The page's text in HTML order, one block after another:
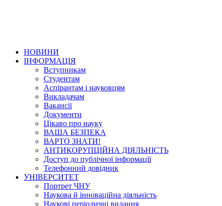
НОВИНИ
ІНФОРМАЦІЯ
Вступникам
Студентам
Аспірантам і науковцям
Викладачам
Вакансії
Документи
Цікаво про науку
ВАША БЕЗПЕКА
ВАРТО ЗНАТИ!
АНТИКОРУПЦІЙНА ДІЯЛЬНІСТЬ
Доступ до публічної інформації
Телефонний довідник
УНІВЕРСИТЕТ
Портрет ЧНУ
Наукова й інноваційна діяльність
Наукові періодичні видання